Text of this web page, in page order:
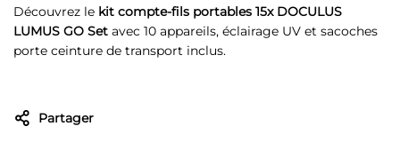
Découvrez le kit compte-fils portables 15x DOCULUS
LUMUS GO Set avec 10 appareils, éclairage UV et sacoches
porte ceinture de transport inclus.
Partager